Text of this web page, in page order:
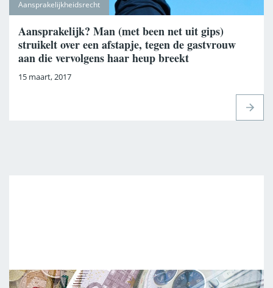
Aansprakelijkheidsrecht
Aansprakelijk? Man (met been net uit gips)
struikelt over een afstapje, tegen de gastvrouw
aan die vervolgens haar heup breekt
15 maart, 2017